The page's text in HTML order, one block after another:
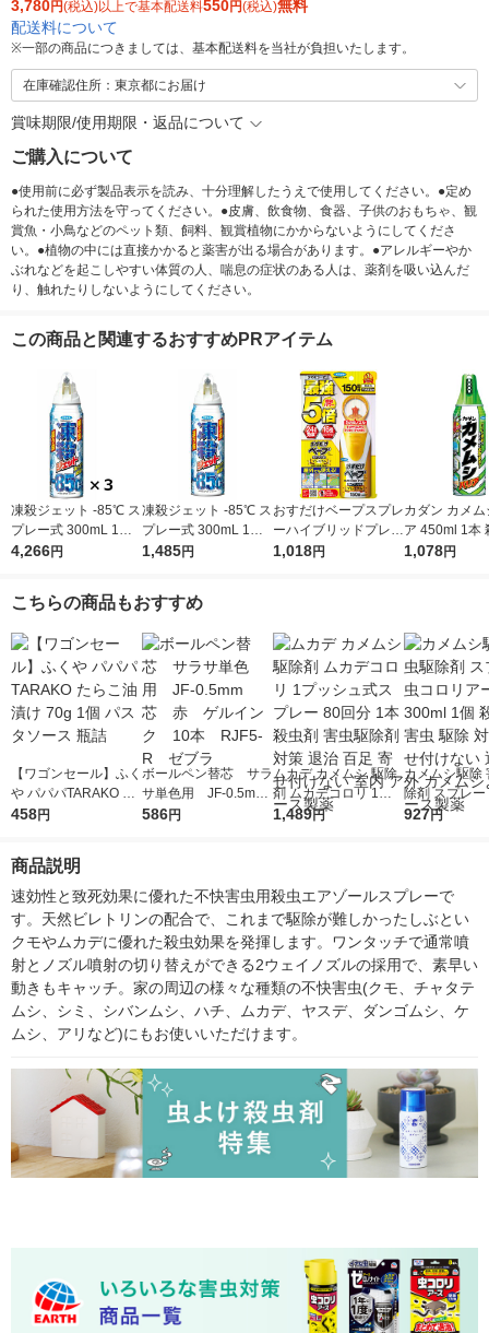
3,780円(税込)以上で基本配送料550円(税込)無料
配送料について
※一部の商品につきましては、基本配送料を当社が負担いたします。
在庫確認住所：東京都にお届け
賞味期限/使用期限・返品について
ご購入について
●使用前に必ず製品表示を読み、十分理解したうえで使用してください。●定め
られた使用方法を守ってください。●皮膚、飲食物、食器、子供のおもちゃ、観
賞魚・小鳥などのペット類、飼料、観賞植物にかからないようにしてくださ
い。●植物の中には直接かかると薬害が出る場合があります。●アレルギーやか
ぶれなどを起こしやすい体質の人、喘息の症状のある人は、薬剤を吸い込んだ
り、触れたりしないようにしてください。
この商品と関連するおすすめPRアイテム
凍殺ジェット -85℃ ス
プレー式 300mL 1セ
ット（3本） 殺虫剤
4,266円
凍殺ジェット -85℃ ス
プレー式 300mL 1本
殺虫剤 フマキラー
1,485円
おすだけベープスプレ
ーハイブリッドプレミ
アム 150回分 不快害
1,018円
カダン カメ
ア 450ml 1本
フマキラー
1,078円
こちらの商品もおすすめ
【ワゴンセール】ふく
や パパパTARAKO た
らこ油漬け 70g 1個
458円
ボールペン替芯 サラ
サ単色用 JF-0.5mm
芯 赤 ゲルインク
586円
ムカデ カメムシ 駆除
剤 ムカデコロリ 1プ
ッシュ式スプレー 80
ース製薬
1,489円
カメムシ駆除
除剤 スプレ
リアース
ス製薬
927円
商品説明
速効性と致死効果に優れた不快害虫用殺虫エアゾールスプレーで
す。天然ビレトリンの配合で、これまで駆除が難しかったしぶとい
クモやムカデに優れた殺虫効果を発揮します。ワンタッチで通常噴
射とノズル噴射の切り替えができる2ウェイノズルの採用で、素早い
動きもキャッチ。家の周辺の様々な種類の不快害虫(クモ、チャタテ
ムシ、シミ、シバンムシ、ハチ、ムカデ、ヤスデ、ダンゴムシ、ケ
ムシ、アリなど)にもお使いいただけます。